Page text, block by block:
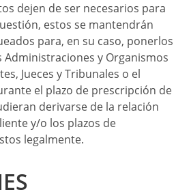
dejen de ser necesarios para
estos se mantendrán
para, en su caso, ponerlos
Administraciones y Organismos
Jueces y Tribunales o el
el plazo de prescripción de
derivarse de la relación
y/o los plazos de
legalmente.